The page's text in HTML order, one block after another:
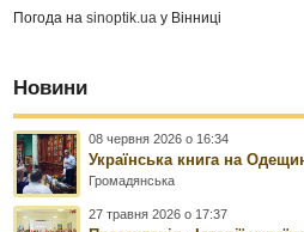
Погода наsinoptik.ua у Вінниці
Новини
08 червня 2026 о 16:34
Українська книга на
Громадянська
27 травня 2026 о 17:37